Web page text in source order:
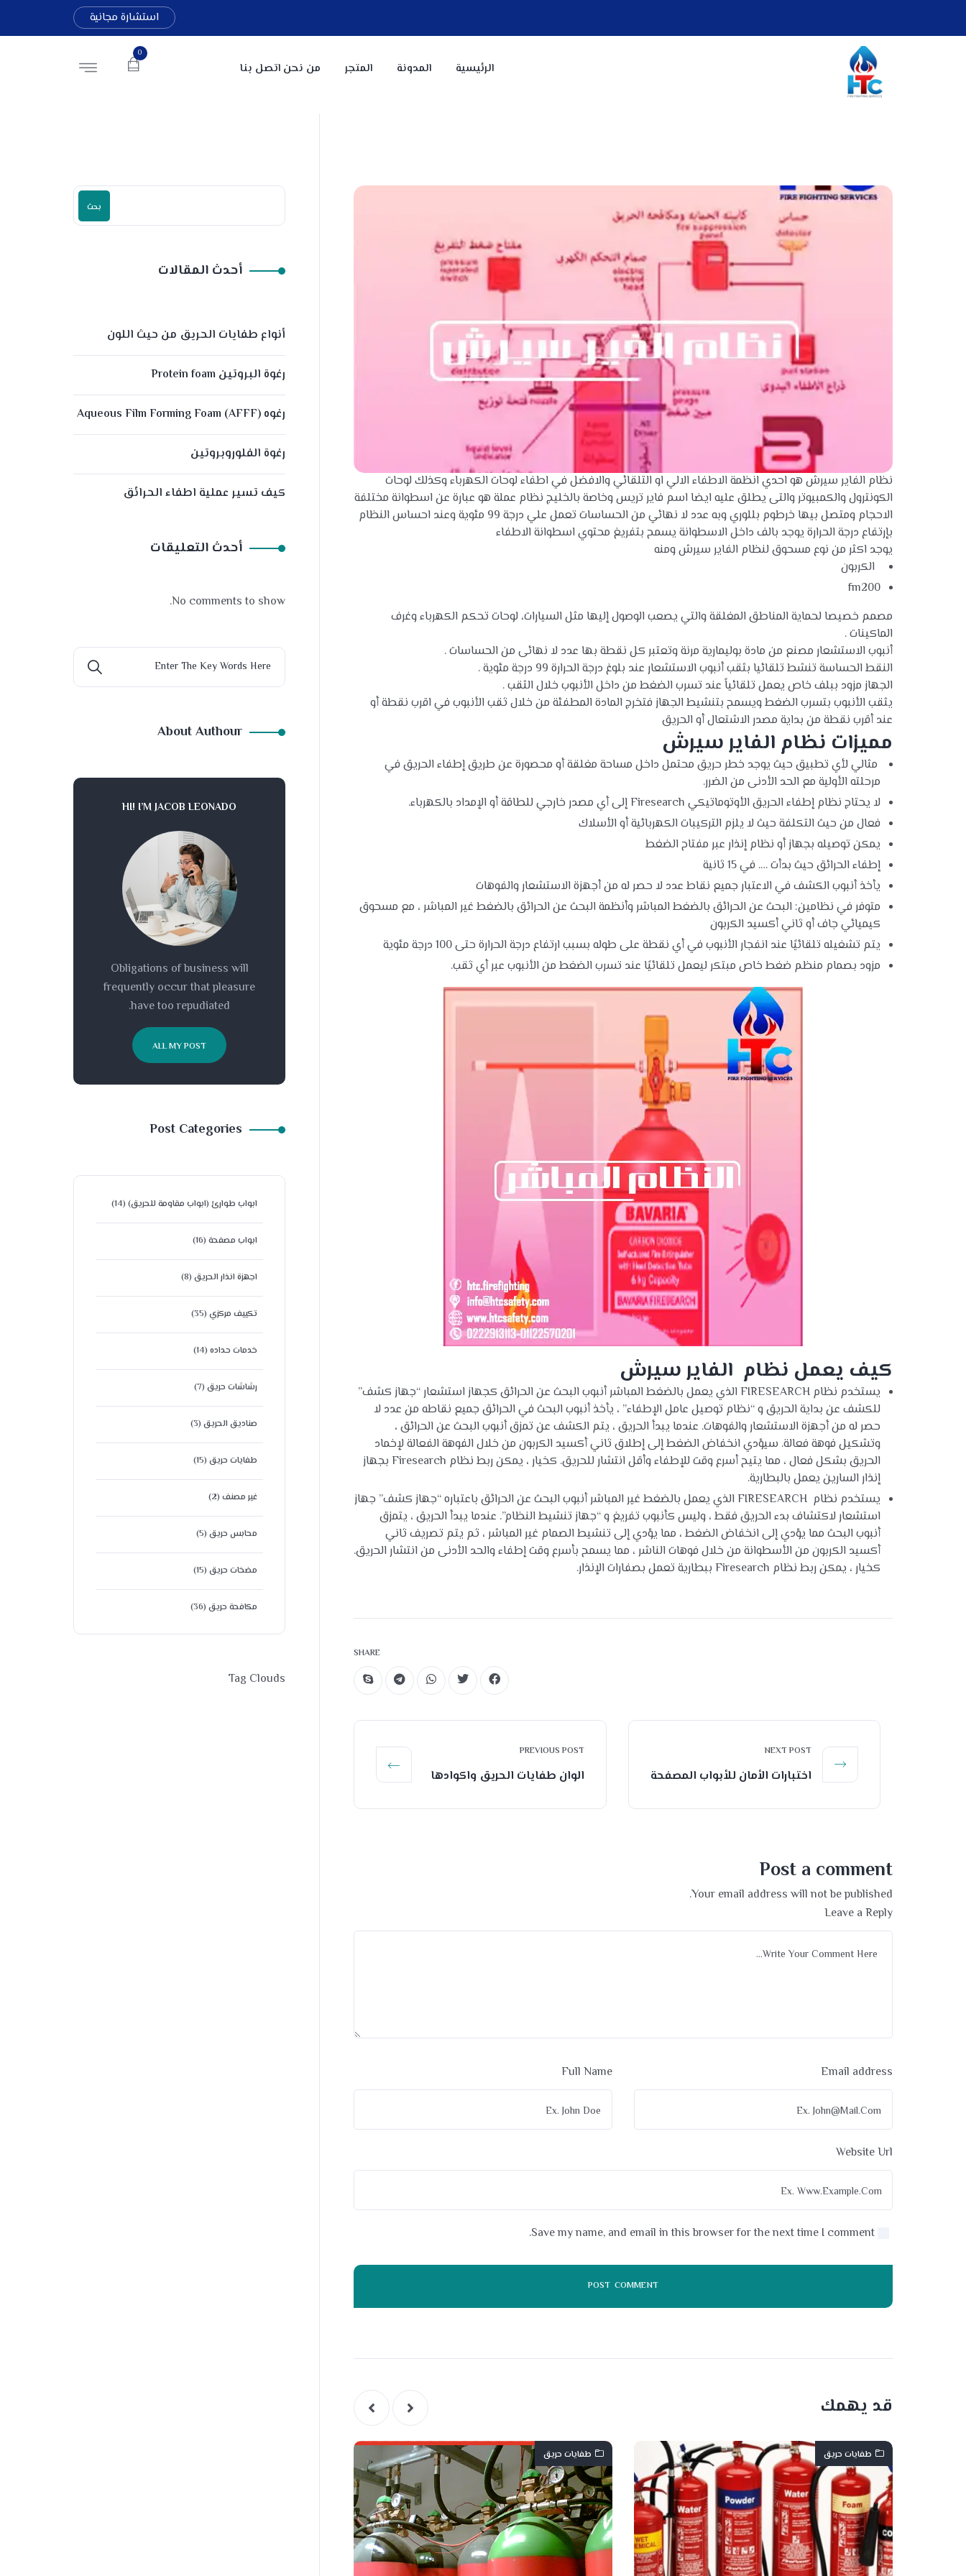
استشارة مجانية
الرئيسية المدونة المتجر من نحن اتصل بنا
0
نظام الفاير سيرش هو احدي انظمة الاطفاء الالي او التلقائي والافضل في اطفاء لوحات الكهرباء وكذلك لوحات
الكونترول والكمبيوتر والتى يطلق عليه ايضا اسم فاير تريس وخاصة بالخليج نظام عملة هو عبارة عن اسطوانة مختلفة
الاحجام ومتصل بيها خرطوم بللوري وبه عدد لا نهائي من الحساسات تعمل علي درجة 99 مئوية وعند احساس النظام
بإرتفاع درجة الحرارة يوجد بالف داخل الاسطوانة يسمح بتفريغ محتوي اسطوانة الاطفاء
يوجد اكثر من نوع مسحوق لنظام الفاير سيرش ومنه
الكربون
fm200
مصمم خصيصا لحماية المناطق المغلقة والتي يصعب الوصول إليها مثل السيارات، لوحات تحكم الكهرباء وغرف
الماكينات .
أنبوب الاستشعار مصنع من مادة بوليمارية مرنة وتعتبر كل نقطة بها عدد لا نهائى من الحساسات .
النقط الحساسة تنشط تلقائيا بثقب أنبوب الاستشعار عند بلوغ درجة الحرارة 99 درجة مئوية .
الجهاز مزود ببلف خاص يعمل تلقائياً عند تسرب الضغط من داخل الأنبوب خلال الثقب .
يثقب الأنبوب بتسرب الضغط ويسمح بتنشيط الجهاز فتخرج المادة المطفئة من خلال ثقب الأنبوب في اقرب نقطة أو
عند أقرب نقطة من بداية مصدر الاشتعال أو الحريق
مميزات نظام الفاير سيرش
مثالي لأي تطبيق حيث يوجد خطر حريق محتمل داخل مساحة مغلقة أو محصورة عن طريق إطفاء الحريق في
مرحلته الأولية مع الحد الأدنى من الضرر.
لا يحتاج نظام إطفاء الحريق الأوتوماتيكي Firesearch إلى أي مصدر خارجي للطاقة أو الإمداد بالكهرباء.
فعال من حيث التكلفة حيث لا يلزم التركيبات الكهربائية أو الأسلاك
يمكن توصيله بجهاز أو نظام إنذار عبر مفتاح الضغط
إطفاء الحرائق حيث بدأت …. في 15 ثانية
يأخذ أنبوب الكشف في الاعتبار جميع نقاط عدد لا حصر له من أجهزة الاستشعار والفوهات
متوفر في نظامين: البحث عن الحرائق بالضغط المباشر وأنظمة البحث عن الحرائق بالضغط غير المباشر ، مع مسحوق
كيميائي جاف أو ثاني أكسيد الكربون
يتم تشغيله تلقائيًا عند انفجار الأنبوب في أي نقطة على طوله بسبب ارتفاع درجة الحرارة حتى 100 درجة مئوية
مزود بصمام منظم ضغط خاص مبتكر ليعمل تلقائيًا عند تسرب الضغط من الأنبوب عبر أي ثقب.
كيف يعمل نظام الفاير سيرش
يستخدم نظام FIRESEARCH الذي يعمل بالضغط المباشر أنبوب البحث عن الحرائق كجهاز استشعار “جهاز كشف”
للكشف عن بداية الحريق و “نظام توصيل عامل الإطفاء” ، يأخذ أنبوب البحث في الحرائق جميع نقاطه من عدد لا
حصر له من أجهزة الاستشعار والفوهات. عندما يبدأ الحريق ، يتم الكشف عن تمزق أنبوب البحث عن الحرائق ،
وتشكيل فوهة فعالة. سيؤدي انخفاض الضغط إلى إطلاق ثاني أكسيد الكربون من خلال الفوهة الفعالة لإخماد
الحريق بشكل فعال ، مما يتيح أسرع وقت للإطفاء وأقل انتشار للحريق. كخيار ، يمكن ربط نظام Firesearch بجهاز
إنذار السارين يعمل بالبطارية.
يستخدم نظام FIRESEARCH الذي يعمل بالضغط غير المباشر أنبوب البحث عن الحرائق باعتباره “جهاز كشف” جهاز
استشعار لاكتشاف بدء الحريق فقط ، وليس كأنبوب تفريغ و “جهاز تنشيط النظام”. عندما يبدأ الحريق ، يتمزق
أنبوب البحث مما يؤدي إلى انخفاض الضغط ، مما يؤدي إلى تنشيط الصمام غير المباشر ، ثم يتم تصريف ثاني
أكسيد الكربون من الأسطوانة من خلال فوهات الناشر ، مما يسمح بأسرع وقت إطفاء والحد الأدنى من انتشار الحريق.
كخيار ، يمكن ربط نظام Firesearch ببطارية تعمل بصفارات الإنذار.
SHARE
PREVIOUS POST
الوان طفايات الحريق واكوادها
NEXT POST
اختبارات الأمان للأبواب المصفحة
Post a comment
Your email address will not be published.
Leave a Reply
Full Name Email address
Website Url
Save my name, and email in this browser for the next time I comment.
قد يهمك
طفايات حريق طفايات حريق
بحث
أحدث المقالات
أنواع طفايات الحريق من حيث اللون
رغوة البروتين Protein foam
رغوه (Aqueous Film Forming Foam (AFFF
رغوة الفلوروبروتين
كيف تسير عملية اطفاء الحرائق
أحدث التعليقات
No comments to show.
About Authour
HI! I’M JACOB LEONADO
Obligations of business will
frequently occur that pleasure
have too repudiated.
ALL MY POST
Post Categories
ابواب طوارئ (ابواب مقاومة للحريق) (14)
ابواب مصفحة (16)
اجهزة انذار الحريق (8)
تكييف مركزي (35)
خدمات حداده (14)
رشاشات حريق (7)
صناديق الحريق (3)
طفايات حريق (15)
غير مصنف (2)
محابس حريق (5)
مضخات حريق (15)
مكافحة حريق (36)
Tag Clouds